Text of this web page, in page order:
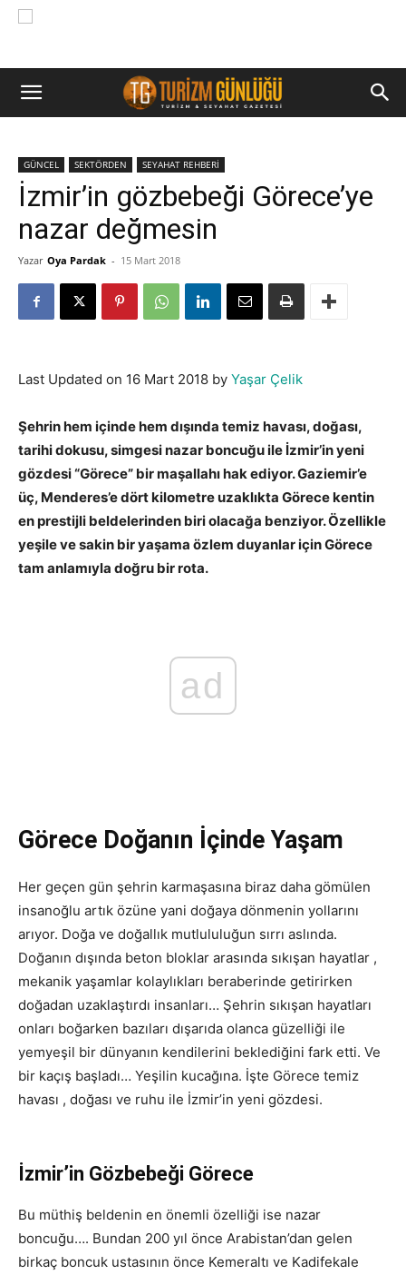
GÜNCEL SEKTÖRDEN SEYAHAT REHBERİ
İzmir’in gözbebeği Görece’ye
nazar değmesin
Yazar Oya Pardak - 15 Mart 2018
Last Updated on 16 Mart 2018 by Yaşar Çelik
Şehrin hem içinde hem dışında temiz havası, doğası,
tarihi dokusu, simgesi nazar boncuğu ile İzmir’in yeni
gözdesi “Görece” bir maşallahı hak ediyor. Gaziemir’e
üç, Menderes’e dört kilometre uzaklıkta Görece kentin
en prestijli beldelerinden biri olacağa benziyor. Özellikle
yeşile ve sakin bir yaşama özlem duyanlar için Görece
tam anlamıyla doğru bir rota.
ad
Görece Doğanın İçinde Yaşam
Her geçen gün şehrin karmaşasına biraz daha gömülen
insanoğlu artık özüne yani doğaya dönmenin yollarını
arıyor. Doğa ve doğallık mutlululuğun sırrı aslında.
Doğanın dışında beton bloklar arasında sıkışan hayatlar ,
mekanik yaşamlar kolaylıkları beraberinde getirirken
doğadan uzaklaştırdı insanları… Şehrin sıkışan hayatları
onları boğarken bazıları dışarıda olanca güzelliği ile
yemyeşil bir dünyanın kendilerini beklediğini fark etti. Ve
bir kaçış başladı… Yeşilin kucağına. İşte Görece temiz
havası , doğası ve ruhu ile İzmir’in yeni gözdesi.
İzmir’in Gözbebeği Görece
Bu müthiş beldenin en önemli özelliği ise nazar
boncuğu…. Bundan 200 yıl önce Arabistan’dan gelen
birkaç boncuk ustasının önce Kemeraltı ve Kadifekale